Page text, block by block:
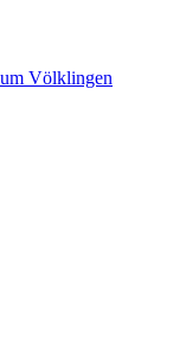
Völklingen